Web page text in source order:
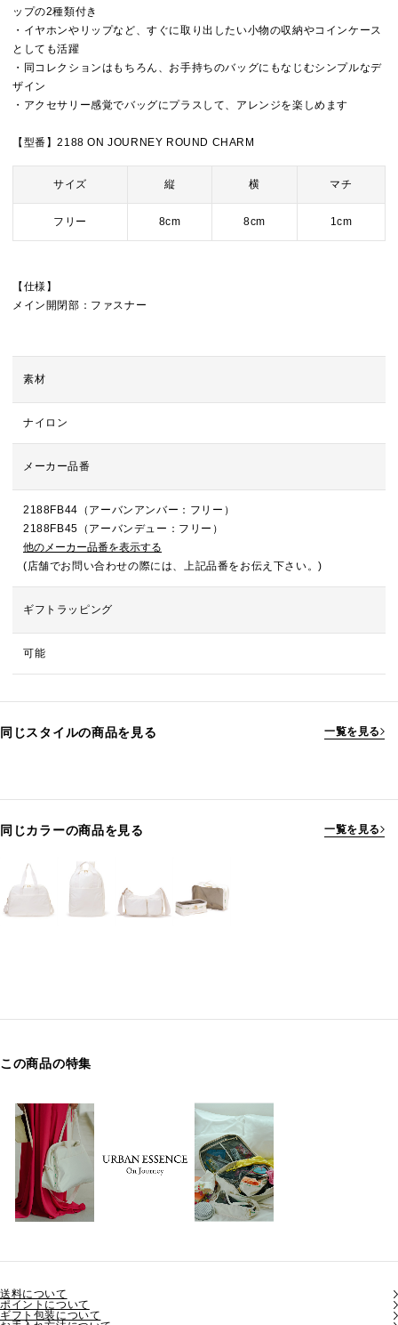
ップの2種類付き
・イヤホンやリップなど、すぐに取り出したい小物の収納やコインケース
としても活躍
・同コレクションはもちろん、お手持ちのバッグにもなじむシンプルなデ
ザイン
・アクセサリー感覚でバッグにプラスして、アレンジを楽しめます
【型番】2188 ON JOURNEY ROUND CHARM
サイズ 縦 横 マチ
フリー 8cm 8cm 1cm
【仕様】
メイン開閉部：ファスナー
素材
ナイロン
メーカー品番
2188FB44（アーバンアンバー：フリー）
2188FB45（アーバンデュー：フリー）
他のメーカー品番を表示する
(店舗でお問い合わせの際には、上記品番をお伝え下さい。)
ギフトラッピング
可能
同じスタイルの商品を見る 一覧を見る
同じカラーの商品を見る 一覧を見る
この商品の特集
送料について
ポイントについて
ギフト包装について